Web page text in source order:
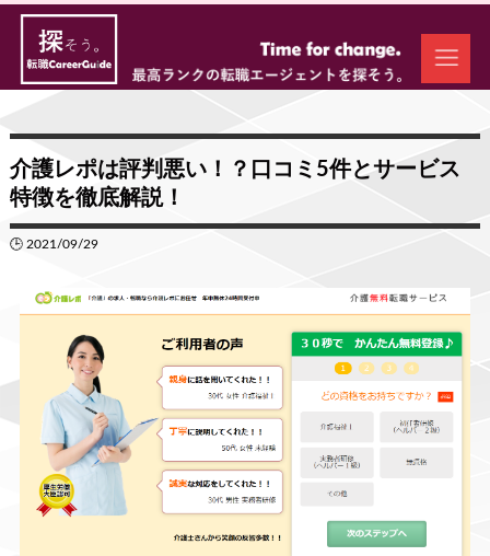
介護レポは評判悪い！？口コミ5件とサービス
特徴を徹底解説！
🕒 2021/09/29